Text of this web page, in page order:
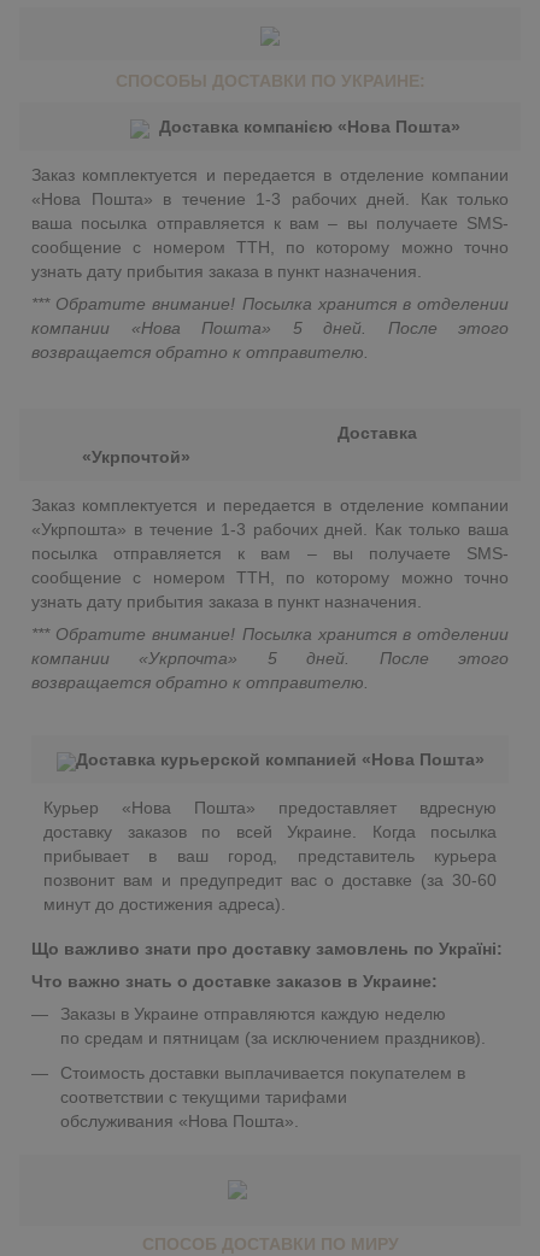
СПОСОБЫ ДОСТАВКИ ПО УКРАИНЕ:
Доставка компанією «Нова Пошта»
Заказ комплектуется и передается в отделение компании
«Нова Пошта» в течение 1-3 рабочих дней. Как только
ваша посылка отправляется к вам – вы получаете SMS-
сообщение с номером ТТН, по которому можно точно
узнать дату прибытия заказа в пункт назначения.
*** Обратите внимание! Посылка хранится в отделении
компании «Нова Пошта» 5 дней. После этого
возвращается обратно к отправителю.
Доставка
«Укрпочтой»
Заказ комплектуется и передается в отделение компании
«Укрпошта» в течение 1-3 рабочих дней. Как только ваша
посылка отправляется к вам – вы получаете SMS-
сообщение с номером ТТН, по которому можно точно
узнать дату прибытия заказа в пункт назначения.
*** Обратите внимание! Посылка хранится в отделении
компании «Укрпочта» 5 дней. После этого
возвращается обратно к отправителю.
Доставка курьерской компанией «Нова Пошта»
Курьер «Нова Пошта» предоставляет вдресную
доставку заказов по всей Украине. Когда посылка
прибывает в ваш город, представитель курьера
позвонит вам и предупредит вас о доставке (за 30-60
минут до достижения адреса).
Що важливо знати про доставку замовлень по Україні:
Что важно знать о доставке заказов в Украине:
Заказы в Украине отправляются каждую неделю
по средам и пятницам (за исключением праздников).
Стоимость доставки выплачивается покупателем в
соответствии с текущими тарифами
обслуживания «Нова Пошта».
СПОСОБ ДОСТАВКИ ПО МИРУ